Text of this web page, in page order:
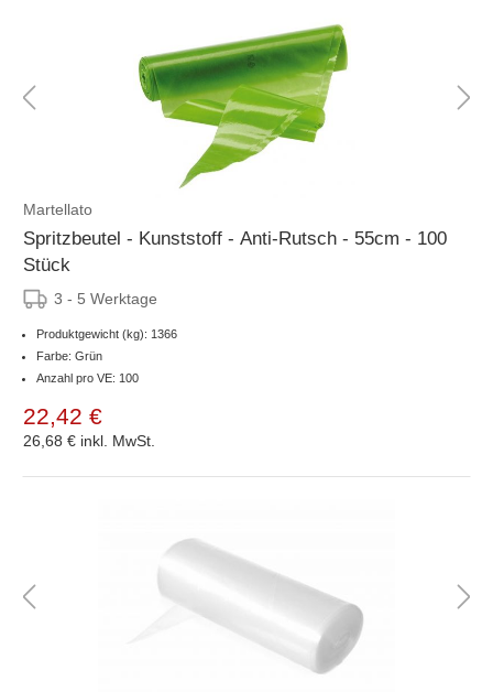
Martellato
Spritzbeutel - Kunststoff - Anti-Rutsch - 55cm - 100
Stück
3 - 5 Werktage
Produktgewicht (kg): 1366
Farbe: Grün
Anzahl pro VE: 100
22,42 €
26,68 € inkl. MwSt.